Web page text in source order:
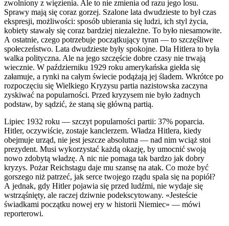
zwolniony z więzienia. Ale to nie zmienia od razu jego losu.
Sprawy mają się coraz gorzej. Szalone lata dwudzieste to był czas
ekspresji, możliwości: sposób ubierania się ludzi, ich styl życia,
kobiety stawały się coraz bardziej niezależne. To było niesamowite.
A ostatnie, czego potrzebuje początkujący tyran — to szczęśliwe
społeczeństwo. Lata dwudzieste były spokojne. Dla Hitlera to była
walka polityczna. Ale na jego szczęście dobre czasy nie trwają
wiecznie. W październiku 1929 roku amerykańska giełda się
załamuje, a rynki na całym świecie podążają jej śladem. Wkrótce po
rozpoczęciu się Wielkiego Kryzysu partia nazistowska zaczyna
zyskiwać na popularności. Przed kryzysem nie było żadnych
podstaw, by sądzić, że staną się główną partią.
Lipiec 1932 roku — szczyt popularności partii: 37% poparcia.
Hitler, oczywiście, zostaje kanclerzem. Władza Hitlera, kiedy
obejmuje urząd, nie jest jeszcze absolutna — nad nim wciąż stoi
prezydent. Musi wykorzystać każdą okazję, by umocnić swoją
nowo zdobytą władzę. A nic nie pomaga tak bardzo jak dobry
kryzys. Pożar Reichstagu daje mu szansę na atak. Co może być
gorszego niż patrzeć, jak serce twojego rządu spala się na popiół?
A jednak, gdy Hitler pojawia się przed ludźmi, nie wydaje się
wstrząśnięty, ale raczej dziwnie podekscytowany. «Jesteście
świadkami początku nowej ery w historii Niemiec» — mówi
reporterowi.